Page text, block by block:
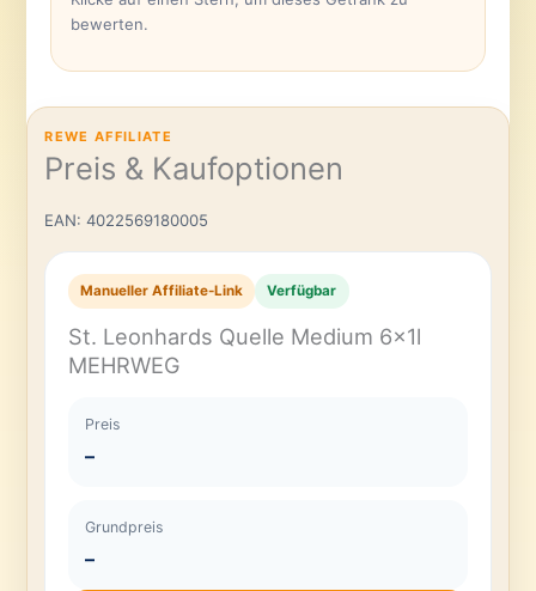
bewerten.
REWE AFFILIATE
Preis & Kaufoptionen
EAN: 4022569180005
Manueller Affiliate-Link Verfügbar
St. Leonhards Quelle Medium 6x1l
MEHRWEG
Preis
–
Grundpreis
–